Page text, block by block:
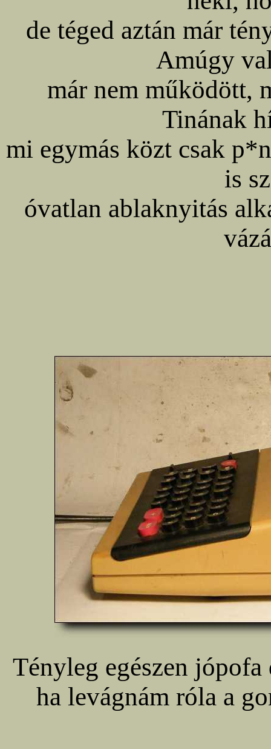
de téged aztán már
Amúgy
már nem működött,
Tinának
mi egymás közt csak
is
óvatlan ablaknyitás
Tényleg egészen
ha levágnám róla a